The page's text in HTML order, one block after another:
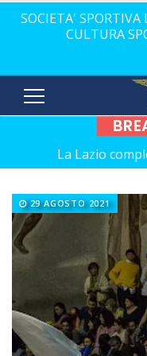
SOCIETA'
CULTURA
La Lazio
Calcio a 5
21 anni
Elite, ecco il
Elite
Ecco De
29 AGOSTO 2021